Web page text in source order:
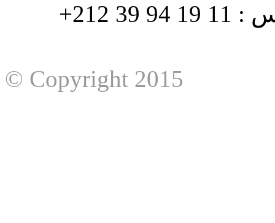
هاتف : 90/88 32 94 39 212+ فاكس : 11 19 94 39 212+
© Copyright 2015